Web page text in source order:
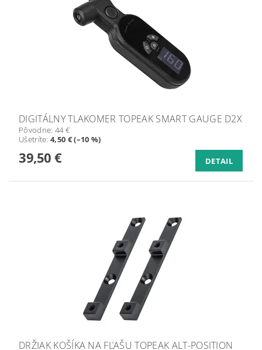
DIGITÁLNY TLAKOMER TOPEAK SMART GAUGE D2X
Pôvodne: 44 €
Ušetríte:4,50 € (–10 %)
39,50 € DETAIL
DRŽIAK KOŠÍKA NA FĽAŠU TOPEAK ALT-POSITION